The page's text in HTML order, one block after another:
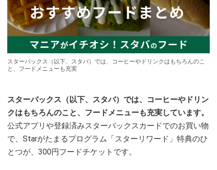
スターバックス（以下、スタバ）では、コーヒーやドリンクはもちろんのこ
と、フードメニューも充実
スターバックス（以下、スタバ）では、コーヒーやドリン
クはもちろんのこと、フードメニューも充実しています。
公式アプリや登録済みスターバックスカードでのお買い物
で、Starがたまるプログラム「スターリワード」特典のひ
とつが、300円フードチケットです。